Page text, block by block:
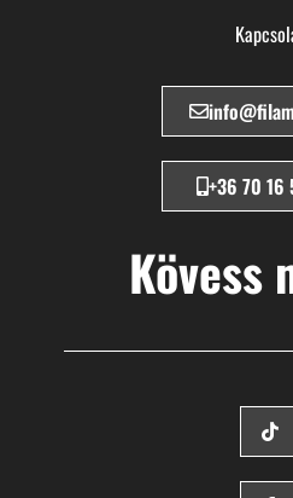
+36 70 16
Kövess